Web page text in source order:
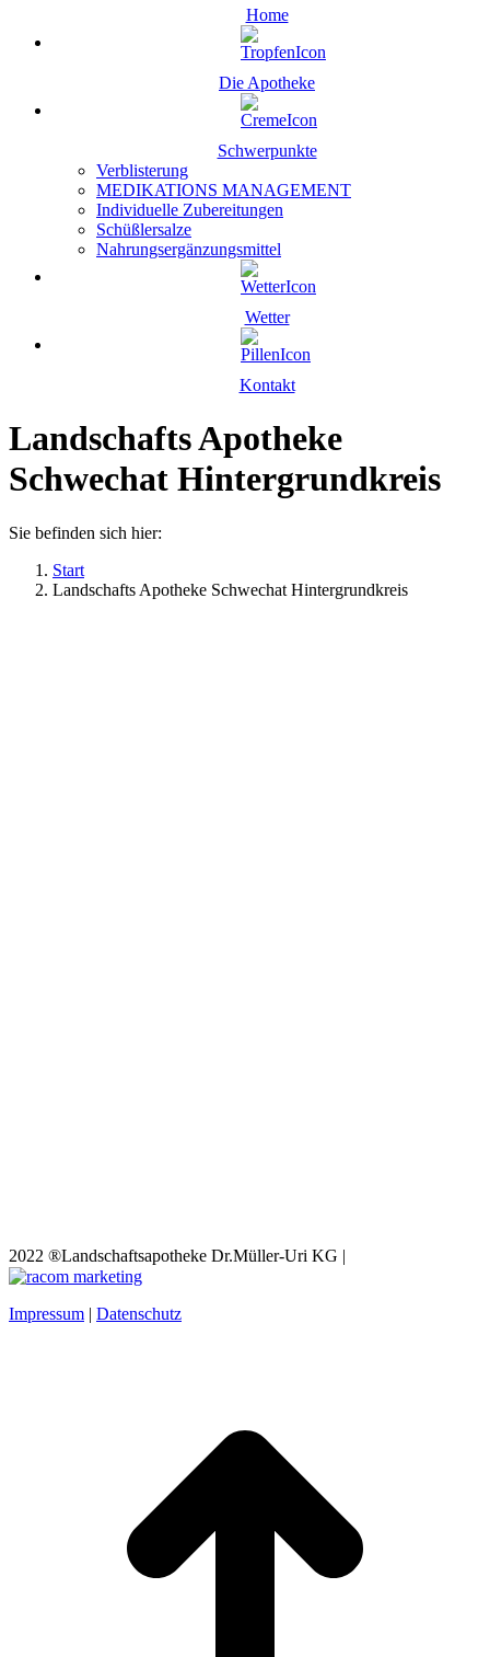
Home
Die Apotheke
Schwerpunkte
Verblisterung
MEDIKATIONS MANAGEMENT
Individuelle Zubereitungen
Schüßlersalze
Nahrungsergänzungsmittel
Wetter
Kontakt
Landschafts Apotheke
Schwechat Hintergrundkreis
Sie befinden sich hier:
Start
Landschafts Apotheke Schwechat Hintergrundkreis
2022 ®Landschaftsapotheke Dr.Müller-Uri KG |
Impressum | Datenschutz